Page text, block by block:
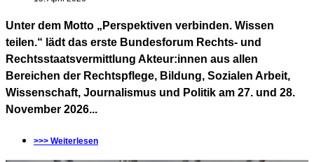
Unter dem Motto „Perspektiven verbinden. Wissen
teilen.“ lädt das erste Bundesforum Rechts- und
Rechtsstaatsvermittlung Akteur:innen aus allen
Bereichen der Rechtspflege, Bildung, Sozialen Arbeit,
Wissenschaft, Journalismus und Politik am 27. und 28.
November 2026...
>>> Weiterlesen